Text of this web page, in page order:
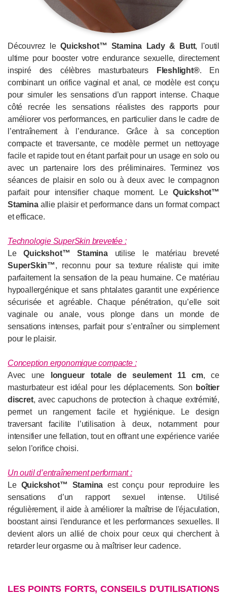
Découvrez leQuickshot™ Stamina Lady & Butt, l'outil
ultime pour booster votre endurance sexuelle, directement
inspiré des célèbres masturbateurs
Fleshlight®. En
combinant un orifice vaginal et anal, ce modèle est conçu
pour simuler les sensations d’un rapport intense. Chaque
côté recrée les sensations réalistes des rapports pour
améliorer vos performances, en particulier dans le cadre de
l’entraînement à l’endurance. Grâce à sa conception
compacte et traversante, ce modèle permet un nettoyage
facile et rapide tout en étant parfait pour un usage en solo ou
avec un partenaire lors des préliminaires. Terminez vos
séances de plaisir en solo ou à deux avec le compagnon
parfait pour intensifier chaque moment. Le Quickshot™
Staminaallie plaisir et performance dans un format compact
et efficace.
Technologie SuperSkin brevetée :
LeQuickshot™ Staminautilise le matériau breveté
SuperSkin™, reconnu pour sa texture réaliste qui imite
parfaitement la sensation de la peau humaine. Ce matériau
hypoallergénique et sans phtalates garantit une expérience
sécurisée et agréable. Chaque pénétration, qu’elle soit
vaginale ou anale, vous plonge dans un monde de
sensations intenses, parfait pour s’entraîner ou simplement
pour le plaisir.
Conception ergonomique compacte :
Avec une
longueur totale de seulement 11 cm, ce
masturbateur est idéal pour les déplacements. Son boîtier
discret, avec capuchons de protection à chaque extrémité,
permet un rangement facile et hygiénique. Le design
traversant facilite l’utilisation à deux, notamment pour
intensifier une fellation, tout en offrant une expérience variée
selon l’orifice choisi.
Un outil d’entraînement performant :
Le Quickshot™ Stamina est conçu pour reproduire les
sensations d’un rapport sexuel intense. Utilisé
régulièrement, il aide à améliorer la maîtrise de l'éjaculation,
boostant ainsi l'endurance et les performances sexuelles. Il
devient alors un allié de choix pour ceux qui cherchent à
retarder leur orgasme ou à maîtriser leur cadence.
LES POINTS FORTS, CONSEILS D'UTILISATIONS